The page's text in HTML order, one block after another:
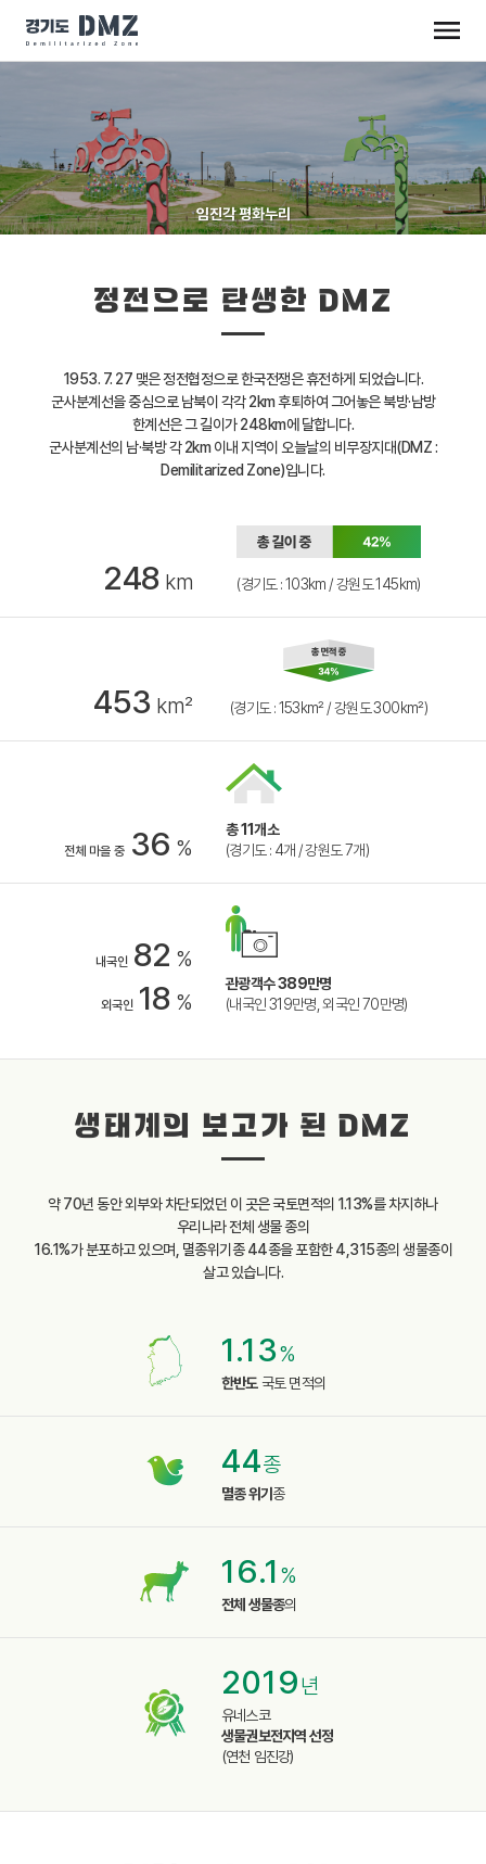
임진각 평화누리
정전으로 탄생한 DMZ
1953. 7. 27 맺은 정전협정으로 한국전쟁은 휴전하게 되었습니다.
군사분계선을 중심으로 남북이 각각 2km 후퇴하여 그어놓은 북방·남방
한계선은 그 길이가 248km에 달합니다.
군사분계선의 남·북방 각 2km 이내 지역이 오늘날의 비무장지대(DMZ :
Demilitarized Zone)입니다.
248 km (경기도 : 103km / 강원도 145km)
453 km² (경기도 : 153km² / 강원도 300km²)
전체 마을 중 36 %
총 11개소
(경기도 : 4개 / 강원도 7개)
내국인 82 %
외국인 18 %
관광객수 389만명
(내국인 319만명, 외국인 70만명)
생태계의 보고가 된 DMZ
약 70년 동안 외부와 차단되었던 이 곳은 국토면적의 1.13%를 차지하나
우리나라 전체 생물 종의
16.1%가 분포하고 있으며, 멸종위기종 44종을 포함한 4,315종의 생물종이
살고 있습니다.
1.13%
한반도국토 면적의
44종
멸종 위기 종
16.1 %
전체 생물종의
2019년
유네스코
생물권보전지역 선정
(연천 임진강)